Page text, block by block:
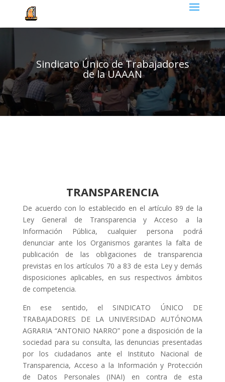
Sindicato Único de Trabajadores
de la UAAAN
TRANSPARENCIA
De acuerdo con lo establecido en el artículo 89 de la
Ley General de Transparencia y Acceso a la
Información Pública, cualquier persona podrá
denunciar ante los Organismos garantes la falta de
publicación de las obligaciones de transparencia
previstas en los artículos 70 a 83 de esta Ley y demás
disposiciones aplicables, en sus respectivos ámbitos
de competencia.
En ese sentido, el SINDICATO ÚNICO DE
TRABAJADORES DE LA UNIVERSIDAD AUTÓNOMA
AGRARIA “ANTONIO NARRO” pone a disposición de la
sociedad para su consulta, las denuncias presentadas
por los ciudadanos ante el Instituto Nacional de
Transparencia, Acceso a la Información y Protección
de Datos Personales (INAI) en contra de esta